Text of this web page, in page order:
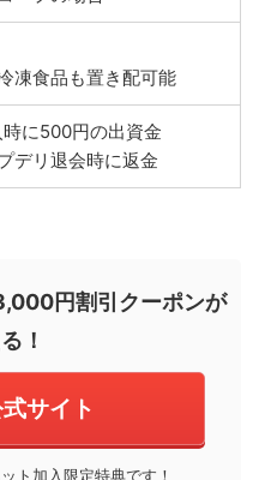
凍食品も置き配可能
に500円の出資金
デリ退会時に返金
円割引クーポンが
！
サイト
ト加入限定特典です！